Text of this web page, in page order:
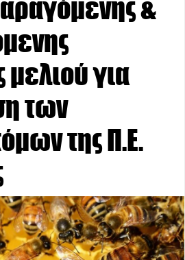
&
μελιού για
των
της Π.Ε.